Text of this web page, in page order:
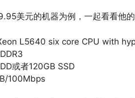
美元的机器为例，一起看看他的
L5640 six core CPU with
或者120GB SSD
100Mbps